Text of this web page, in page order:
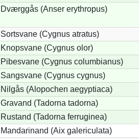
Dværggås (Anser erythropus)
Sortsvane (Cygnus atratus)
Knopsvane (Cygnus olor)
Pibesvane (Cygnus columbianus)
Sangsvane (Cygnus cygnus)
Nilgås (Alopochen aegyptiaca)
Gravand (Tadorna tadorna)
Rustand (Tadorna ferruginea)
Mandarinand (Aix galericulata)